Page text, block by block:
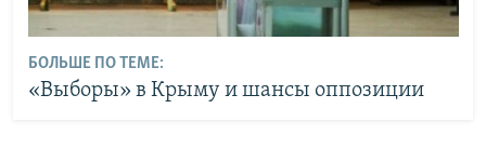
БОЛЬШЕ ПО ТЕМЕ:
«Выборы» в Крыму и шансы оппозиции